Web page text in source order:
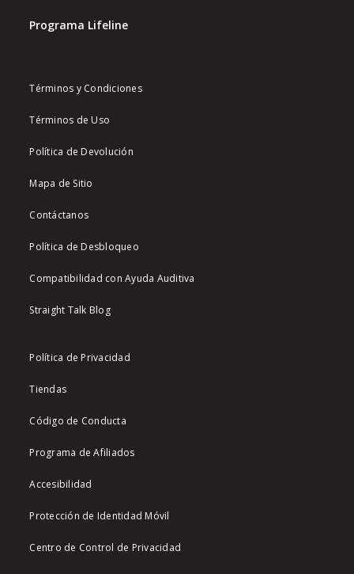
Programa Lifeline
Términos y Condiciones
Términos de Uso
Política de Devolución
Mapa de Sitio
Contáctanos
Política de Desbloqueo
Compatibilidad con Ayuda Auditiva
Straight Talk Blog
Política de Privacidad
Tiendas
Código de Conducta
Programa de Afiliados
Accesibilidad
Protección de Identidad Móvil
Centro de Control de Privacidad